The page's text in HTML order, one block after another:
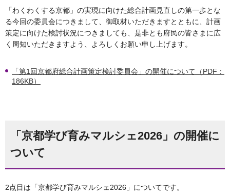
「わくわくする京都」の実現に向けた総合計画見直しの第一歩とな
る今回の委員会につきまして、御取材いただきますとともに、計画
策定に向けた検討状況につきましても、是非とも府民の皆さまに広
く周知いただきますよう、よろしくお願い申し上げます。
「第1回京都府総合計画策定検討委員会」の開催について（PDF：
186KB）
「京都学び育みマルシェ2026」の開催に
ついて
2点目は「京都学び育みマルシェ2026」についてです。